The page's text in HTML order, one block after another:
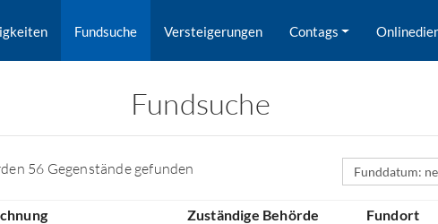
Fundsuche Versteigerungen Contags
Fundsuche
56 Gegenstände gefunden Sortierfeld
Zuständige Behörde Fundort